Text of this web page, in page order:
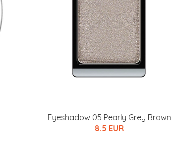
Eyeshadow 05 Pearly Grey Brown
8.5 EUR